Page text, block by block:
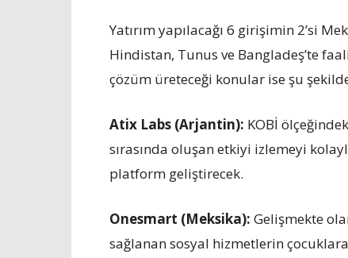
Yatırım yapılacağı 6 girişimin 2’si
Hindistan, Tunus ve Bangladeş’te
çözüm üreteceği konular ise şu
Atix Labs (Arjantin): KOBİ
sırasında oluşan etkiyi izlemeyi
platform geliştirecek.
Onesmart (Meksika): Gelişmekte
sağlanan sosyal hizmetlerin